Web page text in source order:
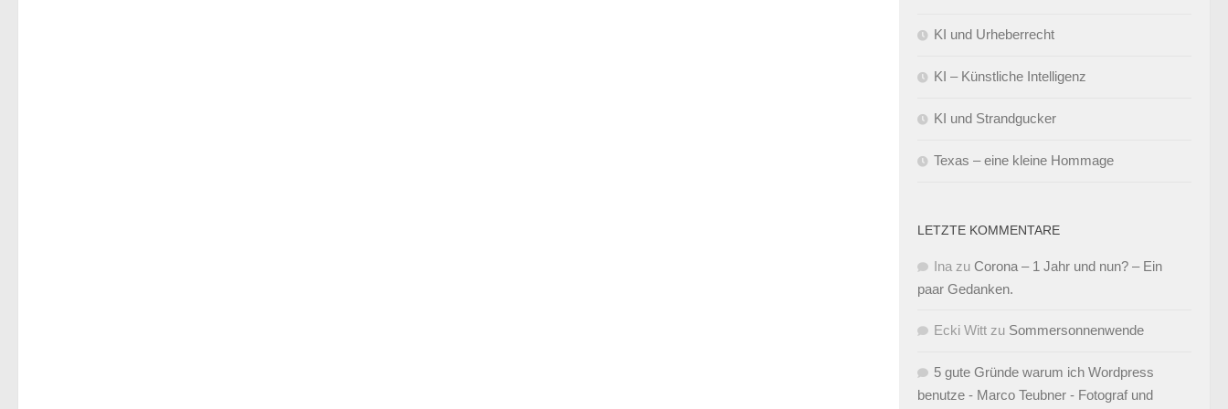
KI und Urheberrecht
KI – Künstliche Intelligenz
KI und Strandgucker
Texas – eine kleine Hommage
LETZTE KOMMENTARE
Ina zu Corona – 1 Jahr und nun? – Ein
paar Gedanken.
Ecki Witt zu Sommersonnenwende
5 gute Gründe warum ich Wordpress
benutze - Marco Teubner - Fotograf und